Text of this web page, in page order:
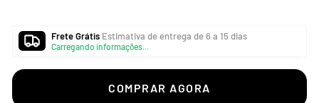
Frete Grátis Estimativa de entrega de 6 a 15 dias
Carregando informações...
COMPRAR AGORA